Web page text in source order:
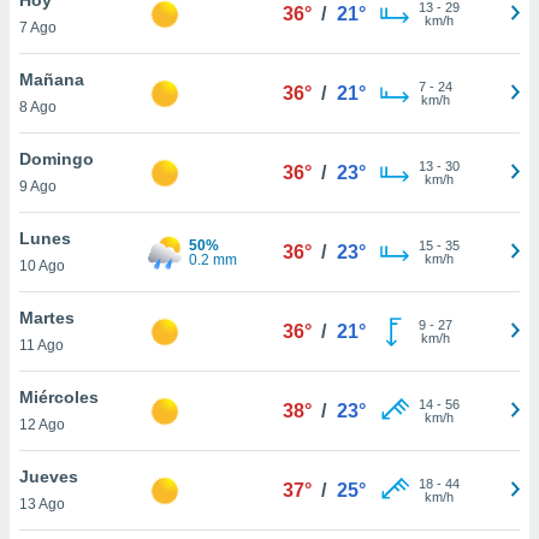
y
en
más
de
7 Ago
36° / 21° 13- 29
km/h
Mañana
8 Ago
36° / 21° 7- 24
km/h
Domingo
9 Ago
36° / 23° 13- 30
km/h
Lunes
10 Ago
50%
0.2 mm
36° / 23° 15- 35
km/h
Martes
11 Ago
36° / 21° 9- 27
km/h
Miércoles
12 Ago
38° / 23° 14- 56
km/h
Jueves
13 Ago
37° / 25° 18- 44
km/h